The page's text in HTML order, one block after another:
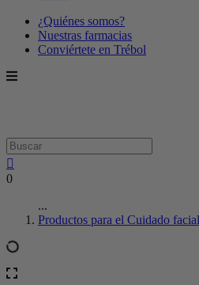
¿Quiénes somos?
Nuestras farmacias
Conviértete en Trébol
0
...
Productos para el Cuidado facial